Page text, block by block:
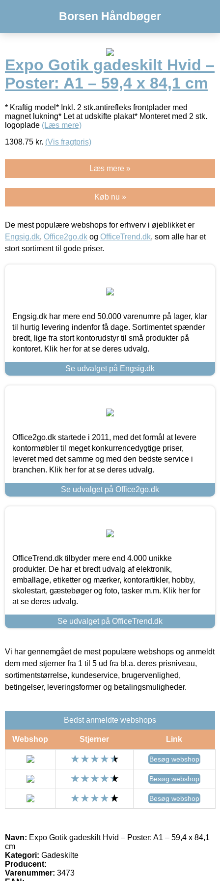
Borsen Håndbøger
Expo Gotik gadeskilt Hvid –
Poster: A1 – 59,4 x 84,1 cm
* Kraftig model* Inkl. 2 stk.antirefleks frontplader med
magnet lukning* Let at udskifte plakat* Monteret med 2 stk.
logoplade (Læs mere)
1308.75 kr. (Vis fragtpris)
Læs mere »
Køb nu »
De mest populære webshops for erhverv i øjeblikket er
Engsig.dk, Office2go.dk og OfficeTrend.dk, som alle har et
stort sortiment til gode priser.
Engsig.dk har mere end 50.000 varenumre på lager, klar
til hurtig levering indenfor få dage. Sortimentet spænder
bredt, lige fra stort kontorudstyr til små produkter på
kontoret. Klik her for at se deres udvalg.
Se udvalget på Engsig.dk
Office2go.dk startede i 2011, med det formål at levere
kontormøbler til meget konkurrencedygtige priser,
leveret med det samme og med den bedste service i
branchen. Klik her for at se deres udvalg.
Se udvalget på Office2go.dk
OfficeTrend.dk tilbyder mere end 4.000 unikke
produkter. De har et bredt udvalg af elektronik,
emballage, etiketter og mærker, kontorartikler, hobby,
skolestart, gæstebøger og foto, tasker m.m. Klik her for
at se deres udvalg.
Se udvalget på OfficeTrend.dk
Vi har gennemgået de mest populære webshops og anmeldt
dem med stjerner fra 1 til 5 ud fra bl.a. deres prisniveau,
sortimentstørrelse, kundeservice, brugervenlighed,
betingelser, leveringsformer og betalingsmuligheder.
Bedst anmeldte webshops
Webshop Stjerner Link
Besøg webshop
Besøg webshop
Besøg webshop
Navn: Expo Gotik gadeskilt Hvid – Poster: A1 – 59,4 x 84,1
cm
Kategori: Gadeskilte
Producent:
Varenummer: 3473